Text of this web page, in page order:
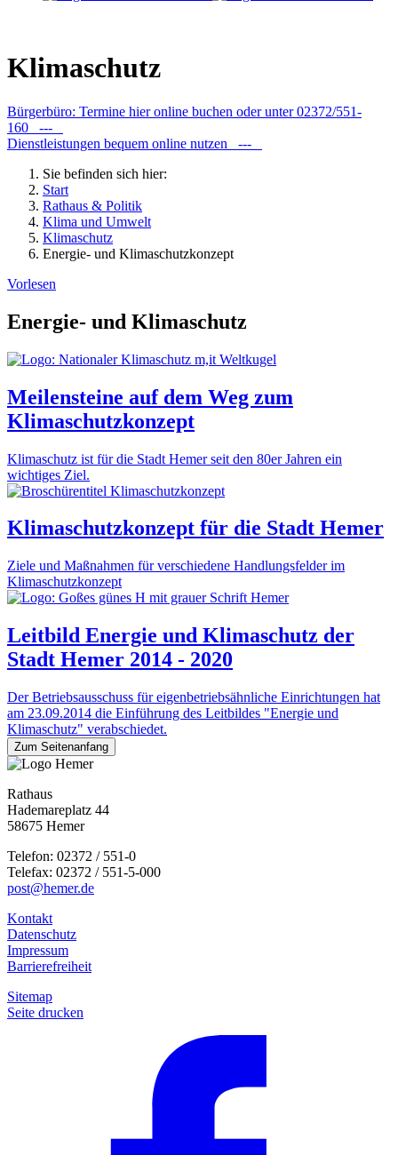
Klimaschutz
Bürgerbüro: Termine hier online buchen oder unter 02372/551-
160 ---
Dienstleistungen bequem online nutzen ---
Sie befinden sich hier:
Start
Rathaus & Politik
Klima und Umwelt
Klimaschutz
Energie- und Klimaschutzkonzept
Vorlesen
Energie- und Klimaschutz
Meilensteine auf dem Weg zum
Klimaschutzkonzept
Klimaschutz ist für die Stadt Hemer seit den 80er Jahren ein
wichtiges Ziel.
Klimaschutzkonzept für die Stadt Hemer
Ziele und Maßnahmen für verschiedene Handlungsfelder im
Klimaschutzkonzept
Leitbild Energie und Klimaschutz der
Stadt Hemer 2014 - 2020
Der Betriebsausschuss für eigenbetriebsähnliche Einrichtungen hat
am 23.09.2014 die Einführung des Leitbildes "Energie und
Klimaschutz" verabschiedet.
Zum Seitenanfang
Rathaus
Hademareplatz 44
58675 Hemer
Telefon: 02372 / 551-0
Telefax: 02372 / 551-5-000
post@hemer.de
Kontakt
Datenschutz
Impressum
Barrierefreiheit
Sitemap
Seite drucken